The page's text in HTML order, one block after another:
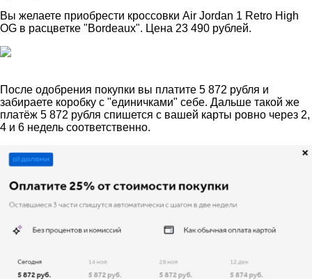
Вы желаете приобрести кроссовки Air Jordan 1 Retro High
OG в расцветке "Bordeaux". Цена 23 490 рублей.
После одобрения покупки вы платите 5 872 рубля и
забираете коробку с "единичками" себе. Дальше такой же
платёж 5 872 рубля спишется с вашей карты ровно через 2,
4 и 6 недель соответственно.